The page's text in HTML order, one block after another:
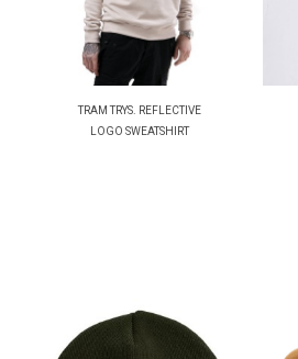
TRAM TRYS. REFLECTIVE
LOGO SWEATSHIRT